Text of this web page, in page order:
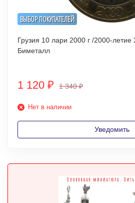
ВЫБОР ПОКУПАТЕЛЕЙ
Грузия 10 лари 2000 г /2000-летие Христианства/ Редк.
Биметалл
1 120 ₽ 1 340₽
Нет в наличии
Уведомить